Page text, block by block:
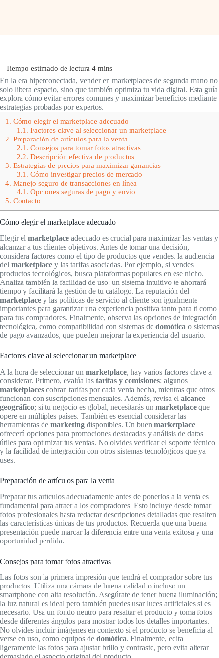
En la era hiperconectada, vender en marketplaces de segunda mano no
solo libera espacio, sino que también optimiza tu vida digital. Esta guía
explora cómo evitar errores comunes y maximizar beneficios mediante
estrategias probadas por expertos.
1. Cómo elegir el marketplace adecuado
1.1. Factores clave al seleccionar un marketplace
2. Preparación de artículos para la venta
2.1. Consejos para tomar fotos atractivas
2.2. Descripción efectiva de productos
3. Estrategias de precios para maximizar ganancias
3.1. Cómo investigar precios de mercado
4. Manejo seguro de transacciones en línea
4.1. Opciones seguras de pago y envío
5. Contacto
Cómo elegir el marketplace adecuado
Elegir el marketplace adecuado es crucial para maximizar las ventas y
alcanzar a tus clientes objetivos. Antes de tomar una decisión,
considera factores como el tipo de productos que vendes, la audiencia
del marketplace y las tarifas asociadas. Por ejemplo, si vendes
productos tecnológicos, busca plataformas populares en ese nicho.
Analiza también la facilidad de uso: un sistema intuitivo te ahorrará
tiempo y facilitará la gestión de tu catálogo. La reputación del
marketplace y las políticas de servicio al cliente son igualmente
importantes para garantizar una experiencia positiva tanto para ti como
para tus compradores. Finalmente, observa las opciones de integración
tecnológica, como compatibilidad con sistemas de domótica o sistemas
de pago avanzados, que pueden mejorar la experiencia del usuario.
Factores clave al seleccionar un marketplace
A la hora de seleccionar un marketplace, hay varios factores clave a
considerar. Primero, evalúa las tarifas y comisiones: algunos
marketplaces cobran tarifas por cada venta hecha, mientras que otros
funcionan con suscripciones mensuales. Además, revisa el alcance
geográfico; si tu negocio es global, necesitarás un marketplace que
opere en múltiples países. También es esencial considerar las
herramientas de marketing disponibles. Un buen marketplace
ofrecerá opciones para promociones destacadas y análisis de datos
útiles para optimizar tus ventas. No olvides verificar el soporte técnico
y la facilidad de integración con otros sistemas tecnológicos que ya
uses.
Preparación de artículos para la venta
Preparar tus artículos adecuadamente antes de ponerlos a la venta es
fundamental para atraer a los compradores. Esto incluye desde tomar
fotos profesionales hasta redactar descripciones detalladas que resalten
las características únicas de tus productos. Recuerda que una buena
presentación puede marcar la diferencia entre una venta exitosa y una
oportunidad perdida.
Consejos para tomar fotos atractivas
Las fotos son la primera impresión que tendrá el comprador sobre tus
productos. Utiliza una cámara de buena calidad o incluso un
smartphone con alta resolución. Asegúrate de tener buena iluminación;
la luz natural es ideal pero también puedes usar luces artificiales si es
necesario. Usa un fondo neutro para resaltar el producto y toma fotos
desde diferentes ángulos para mostrar todos los detalles importantes.
No olvides incluir imágenes en contexto si el producto se beneficia al
verse en uso, como equipos de domótica. Finalmente, edita
ligeramente las fotos para ajustar brillo y contraste, pero evita alterar